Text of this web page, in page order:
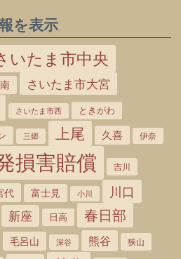
を表示
いたま市中央
さいたま市大宮
さいたま市西 ときがわ
三郷 上尾 久喜 伊奈
損害賠償 吉川
代 富士見 小川
川口
新座 日高 春日部
毛呂山 深谷 熊谷 狭山